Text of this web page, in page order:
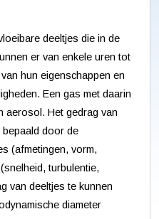
deeltjes die in de
er van enkele uren tot
hun eigenschappen en
Een gas met daarin
aerosol. Het gedrag van
door de
(afmetingen, vorm,
turbulentie,
van deeltjes te kunnen
diameter